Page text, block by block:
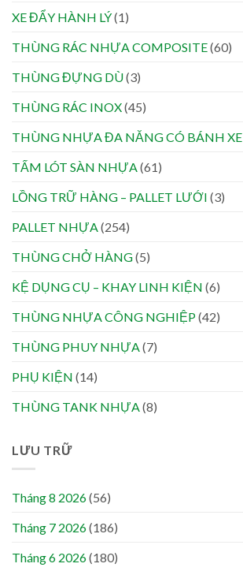
XE ĐẨY HÀNH LÝ(1)
THÙNG RÁC NHỰA COMPOSITE(60)
THÙNG ĐỰNG DÙ(3)
THÙNG RÁC INOX(45)
THÙNG NHỰA ĐA NĂNG CÓ BÁNH XE
TẤM LÓT SÀN NHỰA (61)
LỒNG TRỮ HÀNG – PALLET LƯỚI (3)
PALLET NHỰA (254)
THÙNG CHỞ HÀNG(5)
KỆ DỤNG CỤ – KHAY LINH KIỆN (6)
THÙNG NHỰA CÔNG NGHIỆP(42)
THÙNG PHUY NHỰA (7)
PHỤ KIỆN (14)
THÙNG TANK NHỰA (8)
LƯU TRỮ
Tháng 8 2026(56)
Tháng 7 2026(186)
Tháng 6 2026(180)